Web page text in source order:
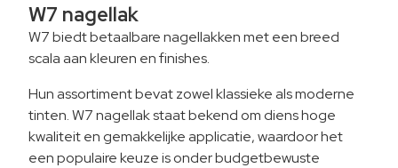
W7 nagellak
W7 biedt betaalbare nagellakken met een breed
scala aan kleuren en finishes.
Hun assortiment bevat zowel klassieke als moderne
tinten. W7 nagellak staat bekend om diens hoge
kwaliteit en gemakkelijke applicatie, waardoor het
een populaire keuze is onder budgetbewuste